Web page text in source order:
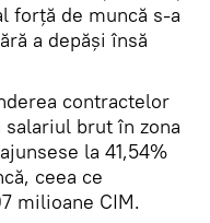
forță de muncă s-a
a depăși însă
contractelor
brut în zona
la 41,54%
ceea ce
milioane CIM.